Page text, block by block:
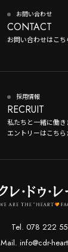
お問い合わせ
CONTACT
お問い合わせはこち
採用情報
RECRUIT
私たちと一緒に働き
エントリーはこちら
Tel. 078 222
Mail. info@cdr-